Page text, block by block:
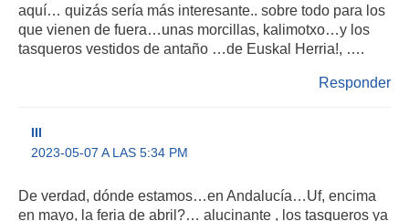
aquí… quizás sería más interesante.. sobre todo para los
que vienen de fuera…unas morcillas, kalimotxo…y los
tasqueros vestidos de antaño …de Euskal Herria!, ….
Responder
2023-05-07 A LAS 5:34 PM
De verdad, dónde estamos…en Andalucía…Uf, encima
en mayo, la feria de abril?… alucinante , los tasqueros ya